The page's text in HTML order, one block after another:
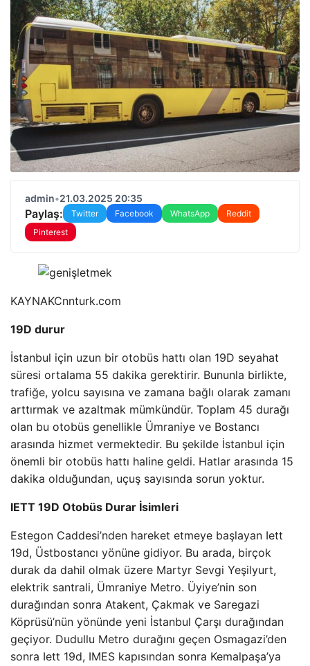
admin•21.03.2025 20:35
Paylaş: Twitter Facebook WhatsApp
Reddit
Pinterest
KAYNAKCnnturk.com
19D durur
İstanbul için uzun bir otobüs hattı olan 19D seyahat
süresi ortalama 55 dakika gerektirir. Bununla birlikte,
trafiğe, yolcu sayısına ve zamana bağlı olarak zamanı
arttırmak ve azaltmak mümkündür. Toplam 45 durağı
olan bu otobüs genellikle Ümraniye ve Bostancı
arasında hizmet vermektedir. Bu şekilde İstanbul için
önemli bir otobüs hattı haline geldi. Hatlar arasında 15
dakika olduğundan, uçuş sayısında sorun yoktur.
IETT 19D Otobüs Durar İsimleri
Estegon Caddesi’nden hareket etmeye başlayan Iett
19d, Üstbostancı yönüne gidiyor. Bu arada, birçok
durak da dahil olmak üzere Martyr Sevgi Yeşilyurt,
elektrik santrali, Ümraniye Metro. Üyiye’nin son
durağından sonra Atakent, Çakmak ve Saregazi
Köprüsü’nün yönünde yeni İstanbul Çarşı durağından
geçiyor. Dudullu Metro durağını geçen Osmagazi’den
sonra Iett 19d, IMES kapısından sonra Kemalpaşa’ya